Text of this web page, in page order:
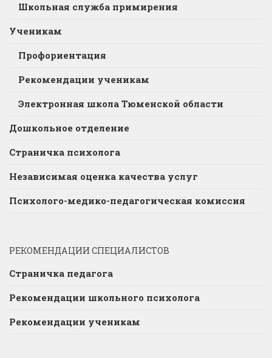
Школьная служба примирения
Ученикам
Профориентация
Рекомендации ученикам
Электронная школа Тюменской области
Дошкольное отделение
Страничка психолога
Независимая оценка качества услуг
Психолого-медико-педагогическая комиссия
РЕКОМЕНДАЦИИ СПЕЦИАЛИСТОВ
Страничка педагога
Рекомендации школьного психолога
Рекомендации ученикам